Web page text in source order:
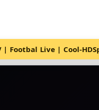
| Footbal Live | Cool-